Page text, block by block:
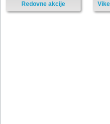
Redovne akcije